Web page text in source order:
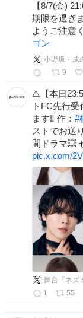
【8/7(金)
期限を過ぎ
ようご注意
ゴン
小野坂・成
9
⚠️【本日
トFC先行
ます‼️ 作： #
ストでお送
間ドラマ💥
pic.x.com/
舞台『ネズ
1
55